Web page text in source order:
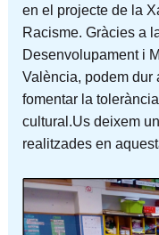
en el projecte de la
Racisme. Gràcies a
Desenvolupament i
València, podem dur
fomentar la
cultural.Us deixem
realitzades en